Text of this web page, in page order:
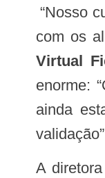
“Nosso curso oferece um conteúdo extremamente relevante e atual, com recursos educacionais que promovem maior interação
com os
Virtual
enorme:
ainda
A diretora da Organização Pan-Americana da Saúde (Opas/OMS), Carissa Etienne, segue reiterando, em diferentes debates